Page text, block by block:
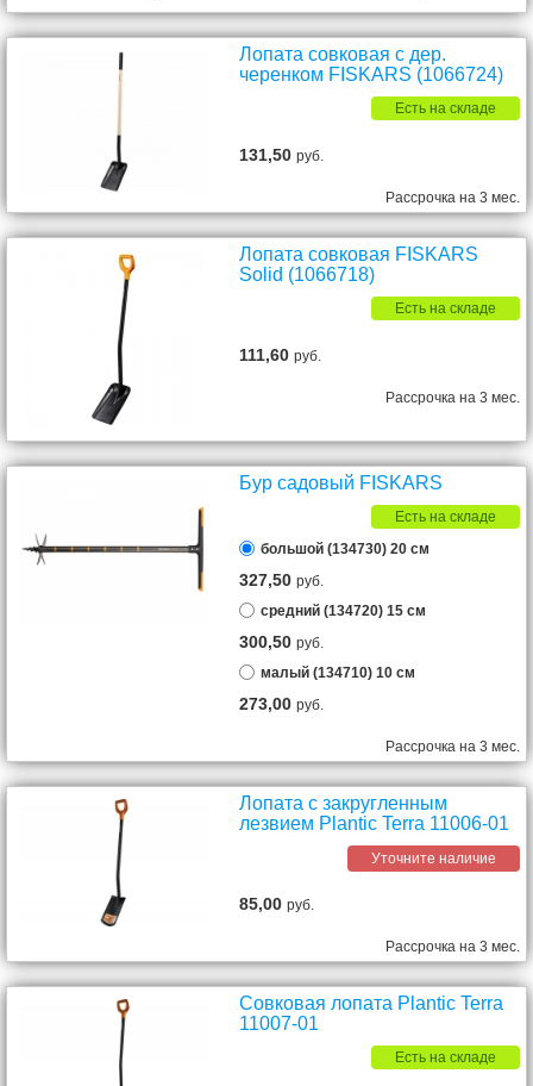
Лопата совковая с дер.
черенком FISKARS (1066724)
Есть на складе
131,50руб.
Рассрочка на 3 мес.
Лопата совковая FISKARS
Solid (1066718)
Есть на складе
111,60руб.
Рассрочка на 3 мес.
Бур садовый FISKARS
Есть на складе
большой (134730) 20 см
327,50руб.
средний (134720) 15 см
300,50руб.
малый (134710) 10 см
273,00руб.
Рассрочка на 3 мес.
Лопата с закругленным
лезвием Plantic Terra 11006-01
Уточните наличие
85,00руб.
Рассрочка на 3 мес.
Совковая лопата Plantic Terra
11007-01
Есть на складе